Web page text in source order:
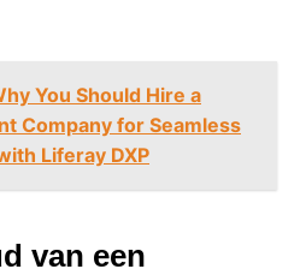
You Should Hire a
Company for Seamless
Liferay DXP
van een